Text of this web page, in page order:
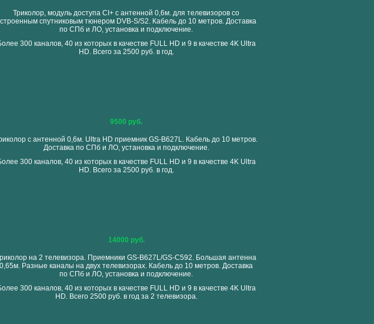
Триколор, модуль доступа CI+ с антенной 0,6м. для телевизоров со
спутниковым тюнером DVB-S/S2. Кабель до 10 метров. Доставка
по СПб и ЛО, установка и подключение.
300 каналов, 40 из которых в качестве FULL HD и 9 в качестве 4K Ultra
HD. Всего за 2500 руб. в год.
9500 руб.
с антенной 0,6м. Ultra HD приемник GS-B627L. Кабель до 10 метров.
Доставка по СПб и ЛО, установка и подключение.
300 каналов, 40 из которых в качестве FULL HD и 9 в качестве 4K Ultra
HD. Всего за 2500 руб. в год.
14000 руб.
на 2 телевизора. Приемники GS-B627L/GS-C592. Большая антенна
0,65м. Разные каналы на двух телевизорах. Кабель до 10 метров. Доставка
по СПб и ЛО, установка и подключение.
300 каналов, 40 из которых в качестве FULL HD и 9 в качестве 4K Ultra
HD. Всего 2500 руб. в год за 2 телевизора.